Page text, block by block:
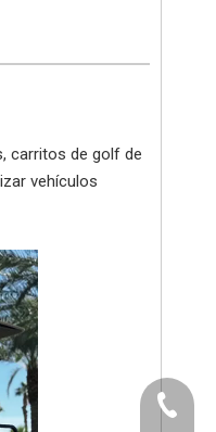
carritos de golf de
vehículos
+86-